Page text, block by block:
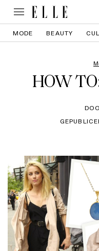
MODE BEAUTY
HOW